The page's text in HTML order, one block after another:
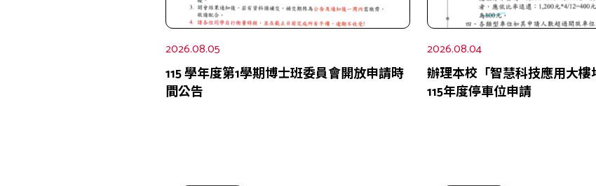
2026.08.05
115 學年度第1學期博士班委員會開放申請時
間公告
2026.08.04
辦理本校「智慧科技應用大樓
115年度停車位申請